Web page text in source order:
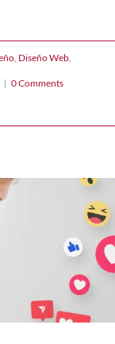
, Diseño Web,
| 0 Comments